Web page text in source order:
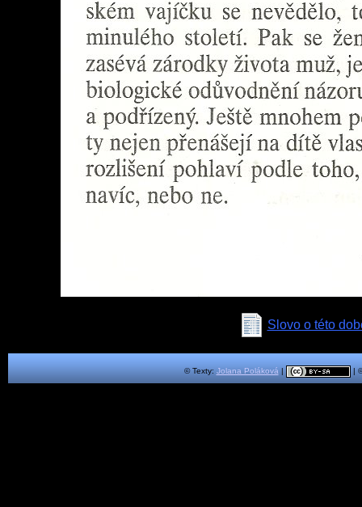
Slovo o této
© Texty: Jolana Poláková | |